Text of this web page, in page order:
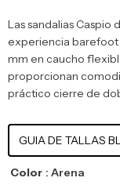
Las sandalias Caspio
experiencia barefoot
mm en caucho
proporcionan
práctico cierre de
GUIA DE TALLAS
Color : Arena